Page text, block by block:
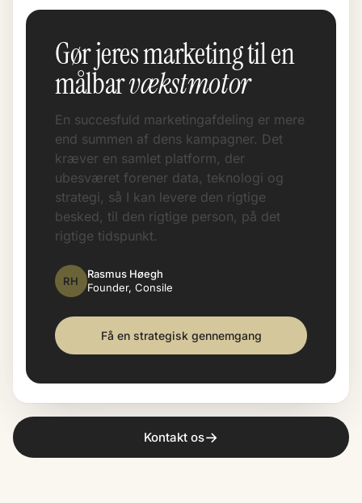
Gør jeres marketing til en
målbarvækstmotor
En succesfuld marketingafdeling er mere
end summen af dens kampagner. Det
kræver en samlet platform, der
ubesværet forener data, teknologi og
strategi, så I kan levere den rigtige
besked, til den rigtige person, på det
rigtige tidspunkt.
RH
Rasmus Høegh
Founder, Consile
Få en strategisk gennemgang
Kontakt os→